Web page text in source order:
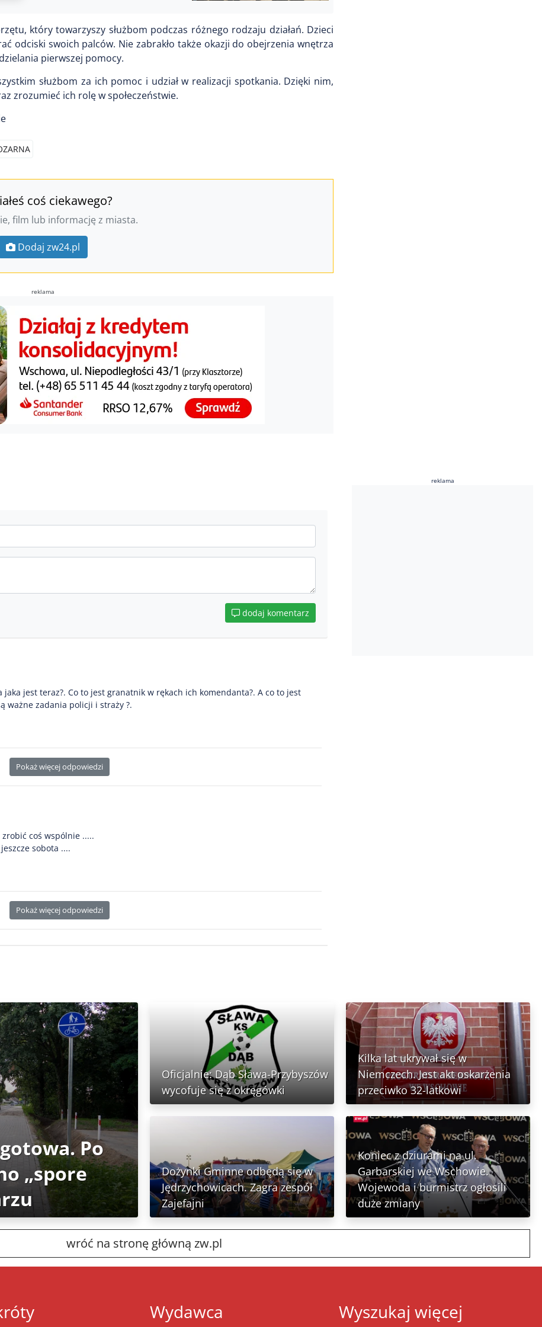
który towarzyszy służbom podczas różnego rodzaju działań. Dzieci
odciski swoich palców. Nie zabrakło także okazji do obejrzenia wnętrza
pierwszej pomocy.
służbom za ich pomoc i udział w realizacji spotkania. Dzięki nim,
zrozumieć ich rolę w społeczeństwie.
coś ciekawego?
film lub informację z miasta.
Dodaj zw24.pl
reklama
dodaj komentarz
jest teraz?. Co to jest granatnik w rękach ich komendanta?. A co to jest
ważne zadania policji i straży ?.
Pokaż więcej odpowiedzi
coś wspólnie .....
sobota ....
Pokaż więcej odpowiedzi
reklama
Po
„spore
Oficjalnie: Dąb Sława-Przybyszów
wycofuje się z okręgówki
Kilka lat ukrywał się w
Niemczech. Jest akt oskarżenia
przeciwko 32-latkowi
Dożynki Gminne odbędą się w
Jędrzychowicach. Zagra zespół
Zajefajni
Koniec z dziurami na ul.
Garbarskiej we Wschowie.
Wojewoda i burmistrz ogłosili
duże zmiany
wróć na stronę główną zw.pl
Wydawca Wyszukaj więcej